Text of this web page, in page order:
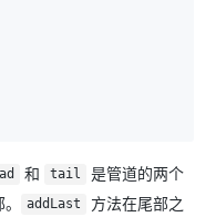
和 tail
是管道的两个
addLast
方法在尾部之